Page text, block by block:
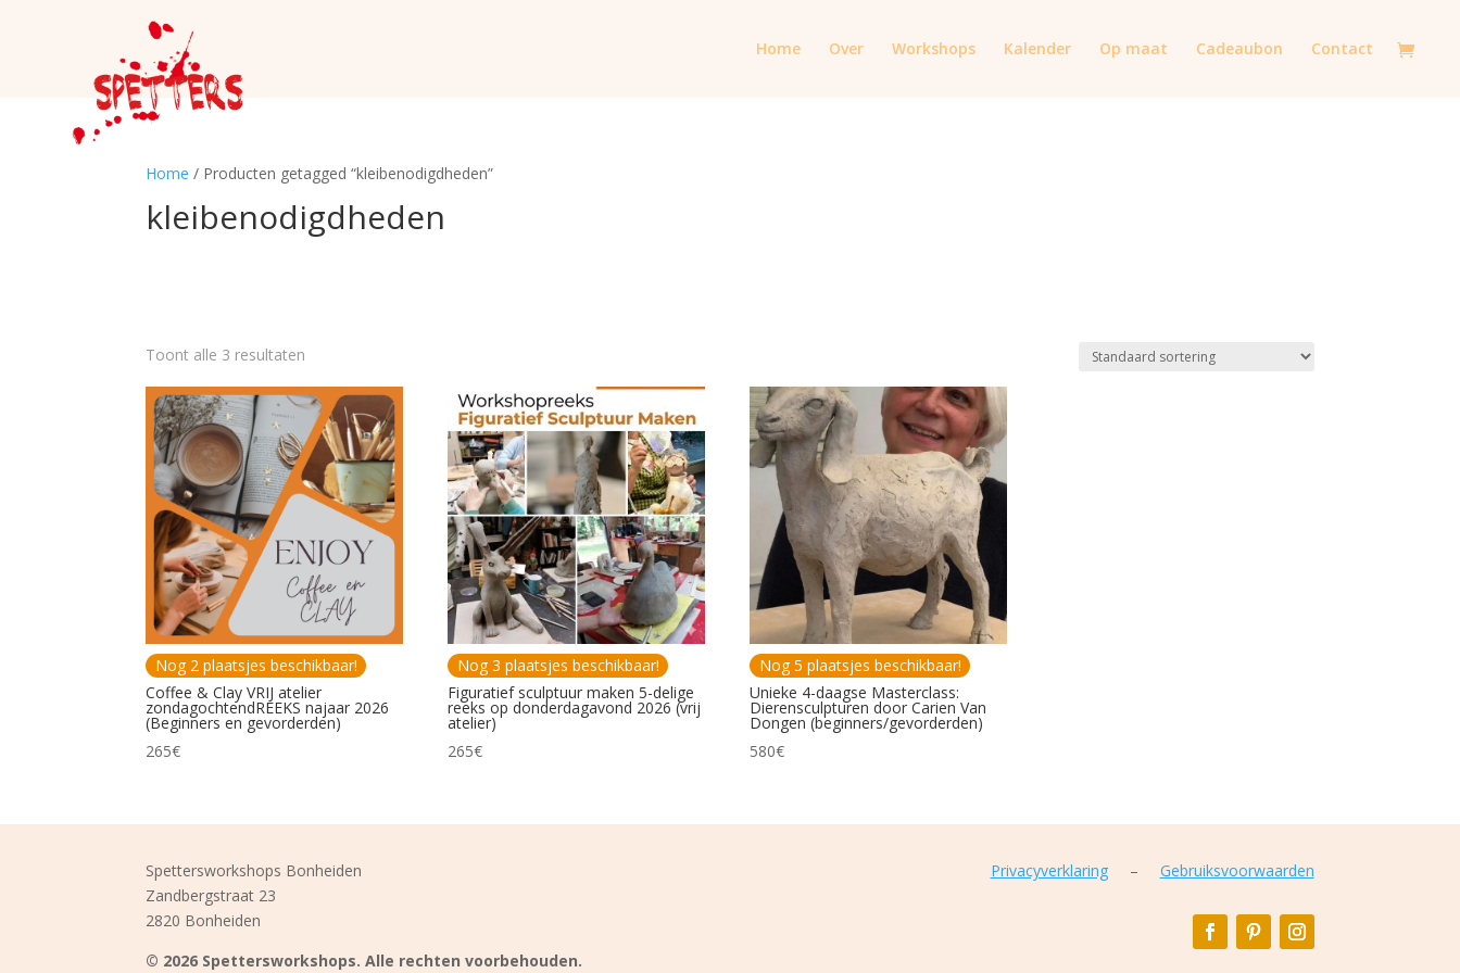
Home Over Workshops Kalender Op maat Cadeaubon Contact
Home / Producten getagged “kleibenodigdheden”
kleibenodigdheden
Toont alle 3 resultaten
Nog 2 plaatsjes beschikbaar!
Coffee & Clay VRIJ atelier
zondagochtendREEKS najaar 2026
(Beginners en gevorderden)
265€
Nog 3 plaatsjes beschikbaar!
Figuratief sculptuur maken 5-delige
reeks op donderdagavond 2026 (vrij
atelier)
265€
Nog 5 plaatsjes beschikbaar!
Unieke 4-daagse Masterclass:
Dierensculpturen door Carien Van
Dongen (beginners/gevorderden)
580€
Spettersworkshops Bonheiden
Zandbergstraat 23
2820 Bonheiden
© 2026 Spettersworkshops. Alle rechten voorbehouden.
Privacyverklaring– Gebruiksvoorwaarden